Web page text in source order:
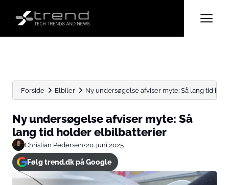
Forside Elbiler Ny undersøgelse afviser myte: Så lang tid
Ny undersøgelse afviser myte: Så
lang tid holder elbilbatterier
Christian Pedersen•20. juni 2025
Følg trend.dk på Google